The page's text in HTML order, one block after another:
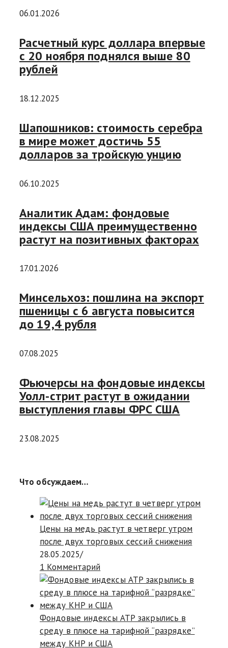
06.01.2026
Расчетный курс доллара впервые
с 20 ноября поднялся выше 80
рублей
18.12.2025
Шапошников: стоимость серебра
в мире может достичь 55
долларов за тройскую унцию
06.10.2025
Аналитик Адам: фондовые
индексы США преимущественно
растут на позитивных факторах
17.01.2026
Минсельхоз: пошлина на экспорт
пшеницы с 6 августа повысится
до 19,4 рубля
07.08.2025
Фьючерсы на фондовые индексы
Уолл-стрит растут в ожидании
выступления главы ФРС США
23.08.2025
Что обсуждаем…
Цены на медь растут в четверг утром
после двух торговых сессий снижения
28.05.2025/
1 Комментарий
Фондовые индексы АТР закрылись в
среду в плюсе на тарифной “разрядке”
между КНР и США